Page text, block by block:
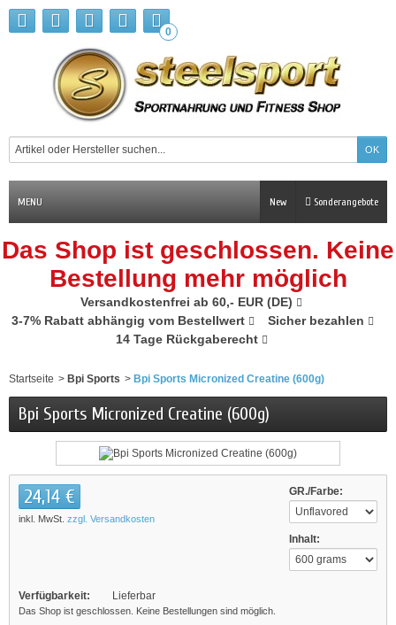
0
MENU Sonderangebote
New
Das Shop ist geschlossen. Keine
Bestellung mehr möglich
Versandkostenfrei ab 60,- EUR (DE)
3-7% Rabatt abhängig vom Bestellwert
Sicher bezahlen
14 Tage Rückgaberecht
Startseite > Bpi Sports > Bpi Sports Micronized Creatine (600g)
Bpi Sports Micronized Creatine (600g)
GR./Farbe:
Inhalt:
24,14 €
inkl. MwSt. zzgl. Versandkosten
Verfügbarkeit: Lieferbar
Das Shop ist geschlossen. Keine Bestellungen sind möglich.